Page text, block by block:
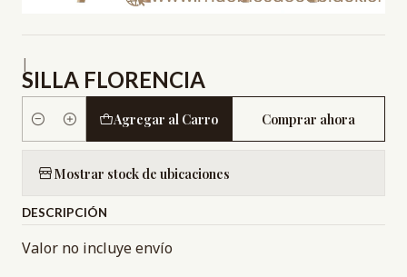
|
SILLA FLORENCIA
Cantidad
Agregar al Carro Comprar ahora
Mostrar stock de ubicaciones
DESCRIPCIÓN
Valor no incluye envío